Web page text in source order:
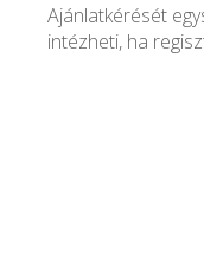
Ajánlatkérését
intézheti, ha